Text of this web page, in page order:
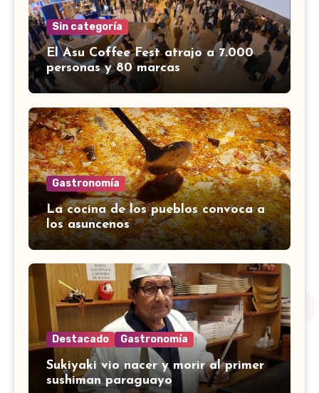
Sin categoría
El Asu Coffee Fest atrajo a 7.000
personas y 80 marcas
Gastronomía
La cocina de los pueblos convoca a
los asuncenos
Destacado Gastronomía
Sukiyaki vio nacer y morir al primer
sushiman paraguayo